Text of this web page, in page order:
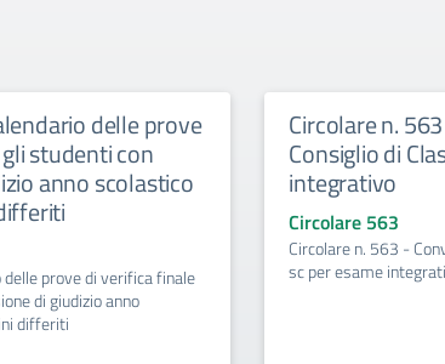
delle prove
studenti con
anno scolastico
prove di verifica finale
di giudizio anno
differiti
Circolare n.
Consiglio di
integrativo
Circolare 563
Circolare n. 563 -
sc per esame